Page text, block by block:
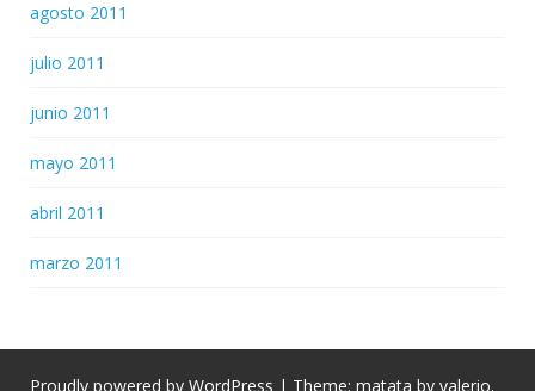
agosto 2011
julio 2011
junio 2011
mayo 2011
abril 2011
marzo 2011
Proudly powered by WordPress | Theme: matata by valerio.